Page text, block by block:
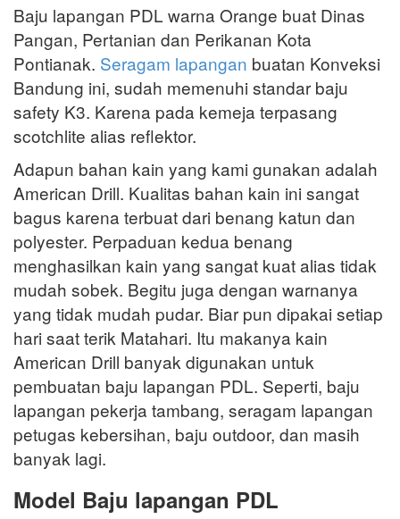
Baju lapangan PDL warna Orange buat Dinas
Pangan, Pertanian dan Perikanan Kota
Pontianak. Seragam lapangan buatan Konveksi
Bandung ini, sudah memenuhi standar baju
safety K3. Karena pada kemeja terpasang
scotchlite alias reflektor.
Adapun bahan kain yang kami gunakan adalah
American Drill. Kualitas bahan kain ini sangat
bagus karena terbuat dari benang katun dan
polyester. Perpaduan kedua benang
menghasilkan kain yang sangat kuat alias tidak
mudah sobek. Begitu juga dengan warnanya
yang tidak mudah pudar. Biar pun dipakai setiap
hari saat terik Matahari. Itu makanya kain
American Drill banyak digunakan untuk
pembuatan baju lapangan PDL. Seperti, baju
lapangan pekerja tambang, seragam lapangan
petugas kebersihan, baju outdoor, dan masih
banyak lagi.
Model Baju lapangan PDL